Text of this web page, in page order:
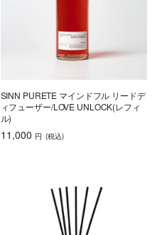
SINN PURETE マインドフル リードデ
ィフューザー/LOVE UNLOCK(レフィ
ル)
11,000 円 (税込)